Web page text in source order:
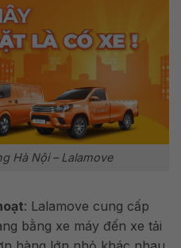
Hà Nội – Lalamove
: Lalamove cung cấp
bằng xe máy đến xe tải